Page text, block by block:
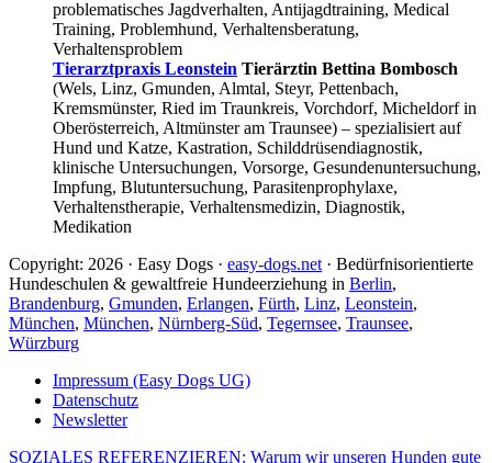
problematisches Jagdverhalten, Antijagdtraining, Medical
Training, Problemhund, Verhaltensberatung,
Verhaltensproblem
Tierarztpraxis Leonstein Tierärztin Bettina Bombosch
(Wels, Linz, Gmunden, Almtal, Steyr, Pettenbach,
Kremsmünster, Ried im Traunkreis, Vorchdorf, Micheldorf in
Oberösterreich, Altmünster am Traunsee) – spezialisiert auf
Hund und Katze, Kastration, Schilddrüsendiagnostik,
klinische Untersuchungen, Vorsorge, Gesundenuntersuchung,
Impfung, Blutuntersuchung, Parasitenprophylaxe,
Verhaltenstherapie, Verhaltensmedizin, Diagnostik,
Medikation
Copyright: 2026 · Easy Dogs · easy-dogs.net · Bedürfnisorientierte
Hundeschulen & gewaltfreie Hundeerziehung in Berlin,
Brandenburg, Gmunden, Erlangen, Fürth, Linz, Leonstein,
München, München, Nürnberg-Süd, Tegernsee, Traunsee,
Würzburg
Impressum (Easy Dogs UG)
Datenschutz
Newsletter
SOZIALES REFERENZIEREN: Warum wir unseren Hunden gute